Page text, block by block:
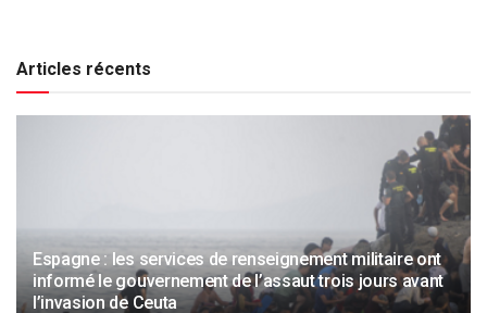
Articles récents
Espagne : les services de renseignement militaire ont
informé le gouvernement de l’assaut trois jours avant
l’invasion de Ceuta